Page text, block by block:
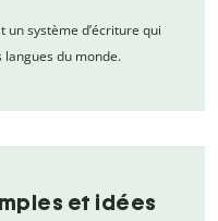
un système d’écriture qui
du monde.
et idées